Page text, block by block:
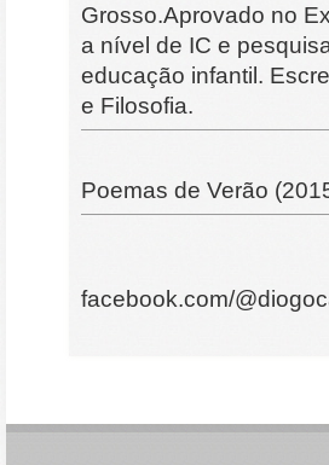
Grosso.Aprovado no
a nível de IC e
educação infantil.
e Filosofia.
Poemas de Verão
facebook.com/